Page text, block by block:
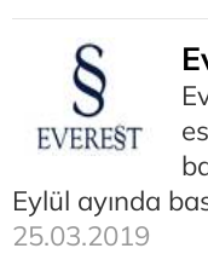
Eylül ayında
25.03.2019